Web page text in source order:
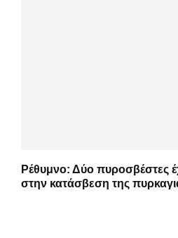
Ρέθυμνο: Δύο πυροσβέστες
στην κατάσβεση της